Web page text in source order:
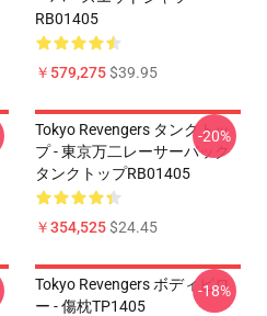
RB01405
￥579,275$39.95
Tokyo Revengers タンクトッ
プ - 東京万二レーサーバック
タンクトップRB01405
￥354,525$24.45
-20%
Tokyo Revengers ボディピロ
ー - 傷枕TP1405
-18%